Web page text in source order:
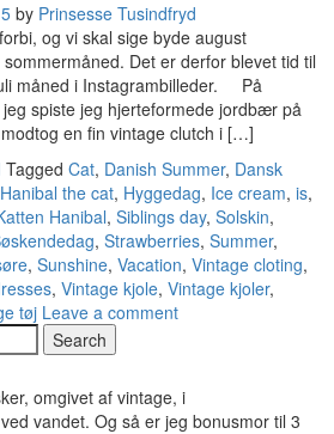
by Prinsesse Tusindfryd
og vi skal sige byde august
Det er derfor blevet tid til
måned i Instagrambilleder. På
spiste jeg hjerteformede jordbær på
en fin vintage clutch i […]
Tagged Cat, Danish Summer, Dansk
Hanibal the cat, Hyggedag, Ice cream, is,
Hanibal, Siblings day, Solskin,
, Strawberries, Summer,
, Sunshine, Vacation, Vintage cloting,
, Vintage kjole, Vintage kjoler,
tøj Leave a comment
omgivet af vintage, i
vandet. Og så er jeg bonusmor til 3